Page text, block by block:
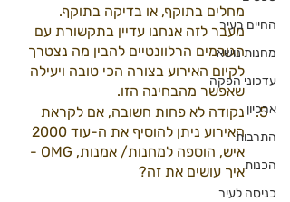
החיים בעיר
מחנות נושא
עדכוני הפקה
ארכיון
התרבות
הכנות
כניסה לעיר
מחלים בתוקף, או בדיקה בתוקף.
מעבר לזה אנחנו עדיין בתקשורת עם
הגורמים הרלוונטיים להבין מה נצטרך
לקיום האירוע בצורה הכי טובה ויעילה
שאפשר מהבחינה הזו.
נקודה לא פחות חשובה, אם לקראת
איש, הוספה למחנות/ אמנות, OMG -
איך עושים את זה?